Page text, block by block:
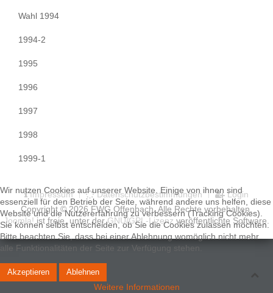
Wahl 1994
1994-2
1995
1996
1997
1998
1999-1
Impressum Datenschutzbestimmungen
Login
Copyright © 2026 FWG Offenbach. Alle Rechte vorbehalten.
Joomla! ist freie, unter derGNU/GPL-Lizenz veröffentlichte Software.
Wir nutzen Cookies auf unserer Website. Einige von ihnen sind
essenziell für den Betrieb der Seite, während andere uns helfen, diese
Website und die Nutzererfahrung zu verbessern (Tracking Cookies).
Sie können selbst entscheiden, ob Sie die Cookies zulassen möchten.
Bitte beachten Sie, dass bei einer Ablehnung womöglich nicht mehr
alle Funktionalitäten der Seite zur Verfügung stehen.
Akzeptieren Ablehnen
Weitere Informationen